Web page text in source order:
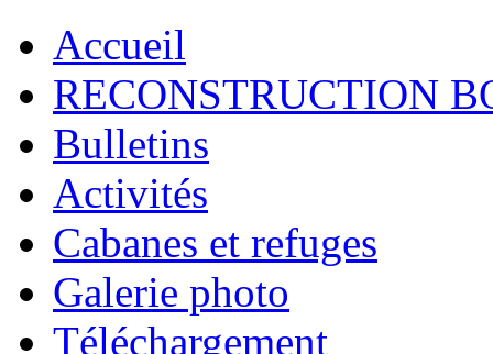
Accueil
RECONSTRUCTION
Bulletins
Activités
Cabanes et refuges
Galerie photo
Téléchargement